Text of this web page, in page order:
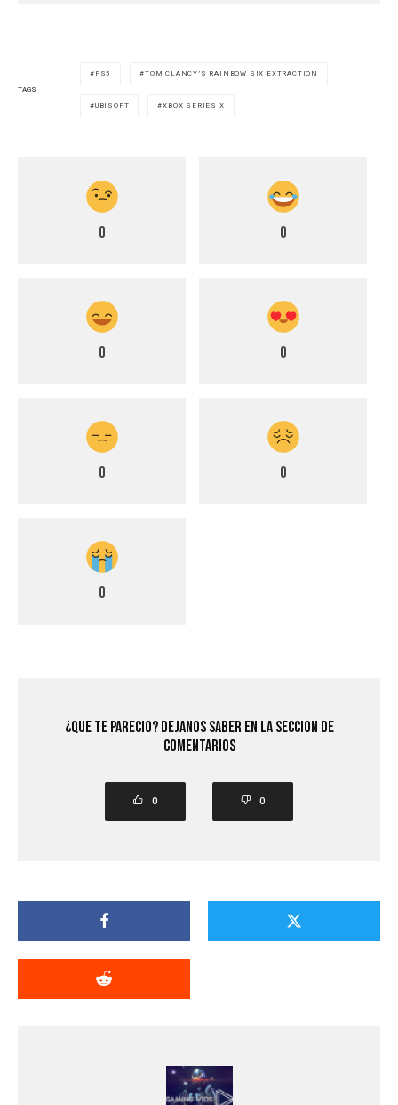
TAGS
PS5 TOM CLANCY’S RAINBOW SIX EXTRACTION
UBISOFT XBOX SERIES X
0 0
0 0
0 0
0
¿Que Te Parecio? Dejanos saber en la seccion de
comentarios
0 0